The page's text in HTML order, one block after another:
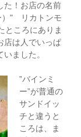
た！お店の名前
）" リカトンモ
ところにありま
店は人でいっぱ
ました。
”バインミ
ー”が普通の
サンドイッ
チと違うと
ころは、ま